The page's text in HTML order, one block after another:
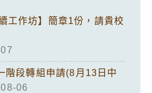
工作坊】簡章1份，請貴校
階段轉組申請(8月13日中
06